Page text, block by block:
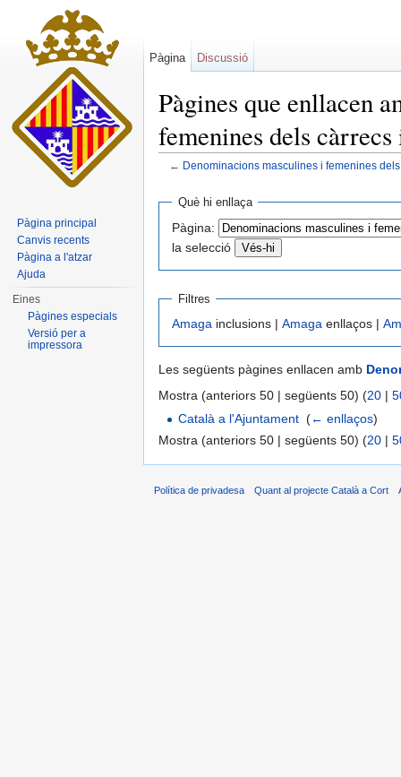
Pàgines que enllacen
femenines dels
← Denominacions masculines i femenines
Què hi enllaça
Pàgina:
la selecció
Filtres
Amaga inclusions | Amaga enllaços |
Les següents pàgines enllacen amb
Mostra (anteriors 50 | següents 50) (20 |
Català a l'Ajuntament (← enllaços)
Mostra (anteriors 50 | següents 50) (20 |
Pàgina Discussió
Pàgina principal
Canvis recents
Pàgina a l'atzar
Ajuda
Eines
Pàgines especials
Versió per a
impressora
Política de privadesa Quant al projecte Català a Cort